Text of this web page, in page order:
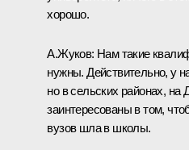
хорошо.
А.Жуков: Нам такие
нужны. Действительно, у
но в сельских районах,
заинтересованы в том,
вузов шла в школы.